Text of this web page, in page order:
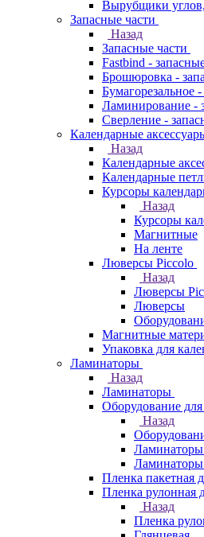
Вырубщики
Запасные части
Назад
Запасные части
Fastbind -
Брошюровка -
Бумагорезальное
Ламинирование -
Сверление -
Календарные
Назад
Календарные
Календарные
Курсоры
Назад
Курсоры
Магнитные
На ленте
Люверсы Piccolo
Назад
Люверсы
Люверсы
Магнитные
Упаковка для
Ламинаторы
Назад
Ламинаторы
Оборудование
Назад
Пленка пакетная
Пленка рулонная
Назад
Пленка